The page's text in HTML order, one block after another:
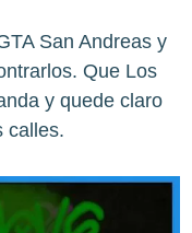
San Andreas y
Que Los
y quede claro
calles.